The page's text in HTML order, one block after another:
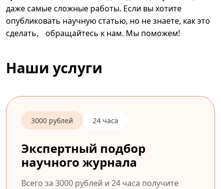
даже самые сложные работы. Если вы хотите
опубликовать научную статью, но не знаете, как это
сделать, обращайтесь к нам. Мы поможем!
Наши услуги
3000 рублей 24 часа
Экспертный подбор
научного журнала
Всего за 3000 рублей и 24 часа получите